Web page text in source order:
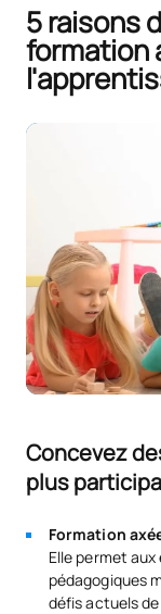
5 raisons
formation
Concevez
plus
Formation
Elle permet
pédagogiques
défis actuels de